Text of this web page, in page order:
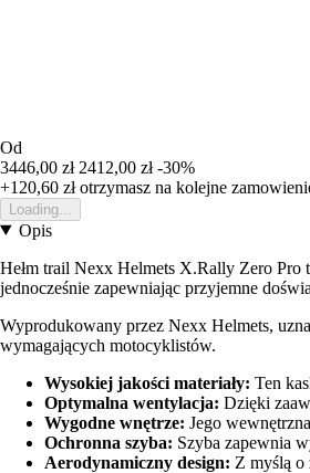
Od
3446,00 zł 2412,00 zł -30%
+120,60 złotrzymasz na kolejne
Loading...
Opis
Hełm trail Nexx Helmets X.Rally Zero Pro
jednocześnie zapewniając przyjemne
Wyprodukowany przez Nexx Helmets,
wymagających motocyklistów.
Wysokiej jakości materiały: Ten
Optymalna wentylacja: Dzięki
Wygodne wnętrze: Jego
Ochronna szyba: Szyba zapewnia
Aerodynamiczny design: Z myślą o